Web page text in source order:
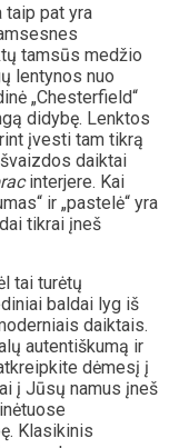
taip pat yra
tamsūs medžio
lentynos nuo
„Chesterfield“
didybę. Lenktos
įvesti tam tikrą
daiktai
interjere. Kai
ir „pastelė“ yra
tikrai įneš
tai turėtų
baldai lyg iš
daiktais.
autentiškumą ir
dėmesį į
į Jūsų namus įneš
Klasikinis